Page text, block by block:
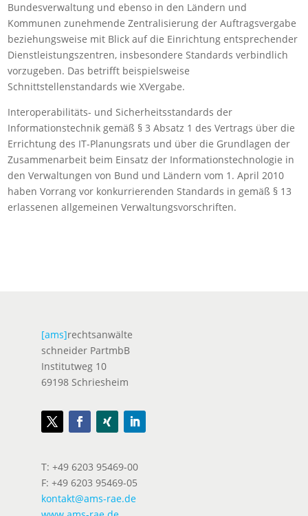
Bundesverwaltung und ebenso in den Ländern und
Kommunen zunehmende Zentralisierung der Auftragsvergabe
beziehungsweise mit Blick auf die Einrichtung entsprechender
Dienstleistungszentren, insbesondere Standards verbindlich
vorzugeben. Das betrifft beispielsweise
Schnittstellenstandards wie XVergabe.
Interoperabilitäts- und Sicherheitsstandards der
Informationstechnik gemäß § 3 Absatz 1 des Vertrags über die
Errichtung des IT-Planungsrats und über die Grundlagen der
Zusammenarbeit beim Einsatz der Informationstechnologie in
den Verwaltungen von Bund und Ländern vom 1. April 2010
haben Vorrang vor konkurrierenden Standards in gemäß § 13
erlassenen allgemeinen Verwaltungsvorschriften.
[ams]rechtsanwälte
schneider PartmbB
Institutweg 10
69198 Schriesheim
T: +49 6203 95469-00
F: +49 6203 95469-05
kontakt@ams-rae.de